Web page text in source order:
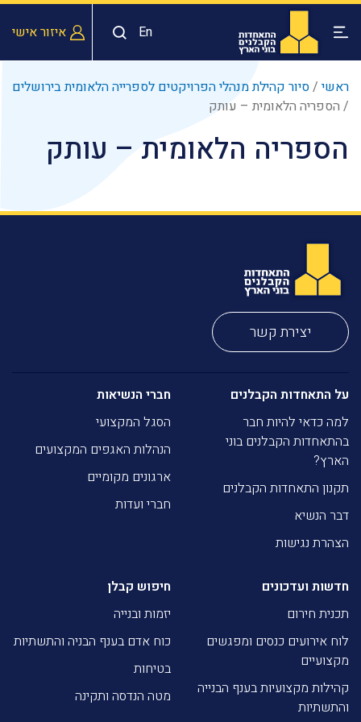
En איזור אישי
ראשי /סיור קהילת מנהלי הפרויקטים לספרייה הלאומית בירושלים
/ ‏‏הספריה הלאומית – עותק
‏‏הספריה הלאומית – עותק
יצירת קשר
על התאחדות הקבלנים
למה כדאי להיות חבר
בהתאחדות הקבלנים בוני
הארץ?
תקנון התאחדות הקבלנים
דבר הנשיא
הצהרת נגישות
חברי הנשיאות
הסגל המקצועי
הנהלות האגפים המקצועים
ארגונים מקומיים
חברי ועדות
חדשות ועדכונים
תכנית חירום
לוח אירועים כנסים ומפגשים
מקצועיים
קהילות מקצועיות בענף הבנייה
והתשתיות
חיפוש קבלן
יזמות ובנייה
כוח אדם בענף הבניה והתשתיות
בטיחות
מטה הנדסה ותקינה